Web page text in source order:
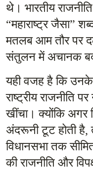
थे। भारतीय
“महाराष्ट्र जैसा”
मतलब आम तौर पर
संतुलन में अचानक
यही वजह है कि उनके
राष्ट्रीय राजनीति
खींचा। क्योंकि अगर
अंदरूनी टूट होती है,
विधानसभा तक
की राजनीति और